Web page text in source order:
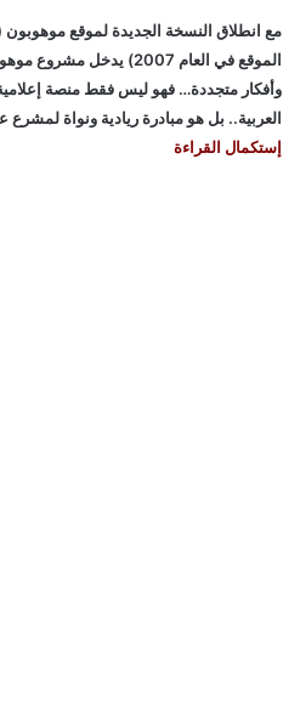
مع انطلاق النسخة الجديدة لموقع موهوبون
الموقع في العام 2007)
وأفكار متجددة… فهو ليس فقط منصة إعلامية
العربية.. بل هو مبادرة ريادية ونواة
إستكمال القراءة